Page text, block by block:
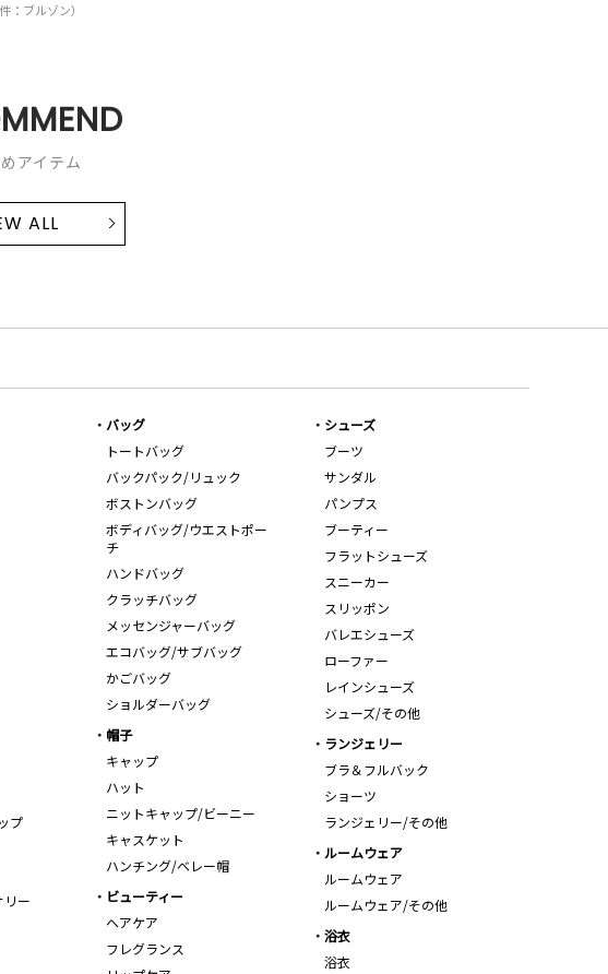
：ブルゾン）
アイテム
ALL
バッグ
トートバッグ
バックパック/リュック
ボストンバッグ
ボディバッグ/ウエストポー
チ
ハンドバッグ
クラッチバッグ
メッセンジャーバッグ
エコバッグ/サブバッグ
かごバッグ
ショルダーバッグ
シューズ
ブーツ
サンダル
パンプス
ブーティー
フラットシューズ
スニーカー
スリッポン
バレエシューズ
ローファー
レインシューズ
シューズ/その他
プ
リー
帽子
キャップ
ハット
ニットキャップ/ビーニー
キャスケット
ハンチング/ベレー帽
ランジェリー
ブラ＆フルバック
ショーツ
ランジェリー/その他
ルームウェア
ルームウェア
ルームウェア/その他
ビューティー
ヘアケア
フレグランス
浴衣
浴衣